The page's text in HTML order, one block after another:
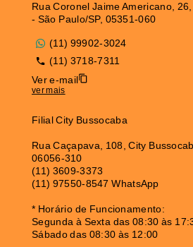
Rua Coronel Jaime Americano,
- São Paulo/SP, 05351-060
(11) 99902-3024
(11) 3718-7311
Ver e-mail
ver mais
Filial City Bussocaba
Rua Caçapava, 108, City
06056-310
(11) 3609-3373
(11) 97550-8547 WhatsApp
* Horário de Funcionamento:
Segunda à Sexta das 08:30 às
Sábado das 08:30 às 12:00